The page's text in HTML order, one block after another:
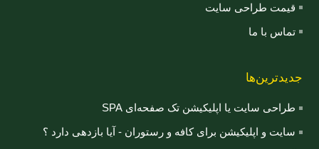
قیمت طراحی سایت
تماس با ما
جدیدترین‌ها
طراحی سایت یا اپلیکیشن تک صفحه‌ای SPA
سایت و اپلیکیشن برای کافه و رستوران - آیا بازدهی دارد ؟